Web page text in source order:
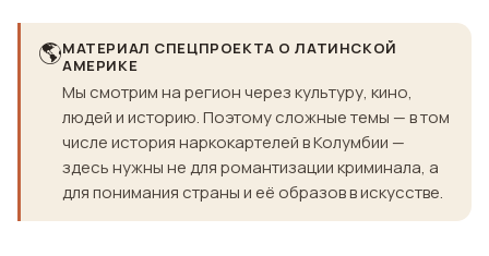
🌎МАТЕРИАЛ СПЕЦПРОЕКТА О ЛАТИНСКОЙ
АМЕРИКЕ
Мы смотрим на регион через культуру, кино,
людей и историю. Поэтому сложные темы — в том
числе история наркокартелей в Колумбии —
здесь нужны не для романтизации криминала, а
для понимания страны и её образов в искусстве.